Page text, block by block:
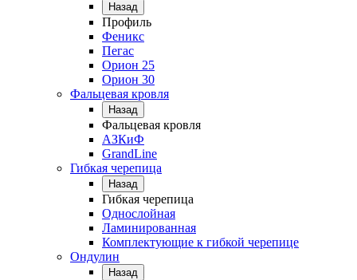
Назад
Профиль
Феникс
Пегас
Орион 25
Орион 30
Фальцевая кровля
Назад
Фальцевая кровля
АЗКиФ
GrandLine
Гибкая черепица
Назад
Гибкая черепица
Однослойная
Ламинированная
Комплектующие к гибкой черепице
Ондулин
Назад